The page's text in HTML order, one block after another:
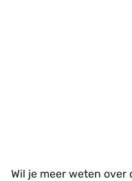
Wil je meer weten